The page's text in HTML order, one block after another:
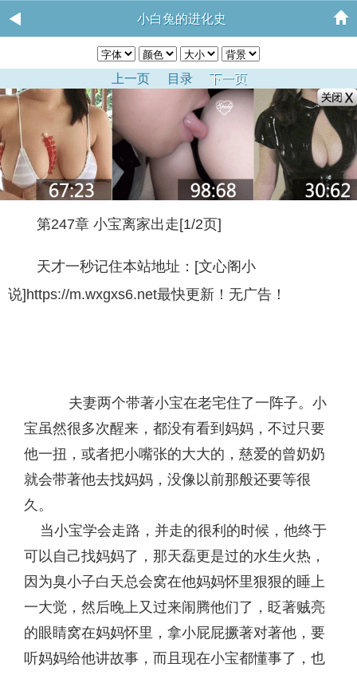
小白兔的进化史
上一页 目录 下一页
第247章 小宝离家出走[1/2页]
天才一秒记住本站地址：[文心阁小
说]https://m.wxgxs6.net最快更新！无广告！
夫妻两个带著小宝在老宅住了一阵子。小
宝虽然很多次醒来，都没有看到妈妈，不过只要
他一扭，或者把小嘴张的大大的，慈爱的曾奶奶
就会带著他去找妈妈，没像以前那般还要等很
久。
当小宝学会走路，并走的很利的时候，他终于
可以自己找妈妈了，那天磊更是过的水生火热，
因为臭小子白天总会窝在他妈妈怀里狠狠的睡上
一大觉，然后晚上又过来闹腾他们了，眨著贼亮
的眼睛窝在妈妈怀里，拿小屁屁撅著对著他，要
听妈妈给他讲故事，而且现在小宝都懂事了，也